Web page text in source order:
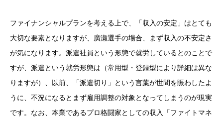
ファイナンシャルプランを考える上で、「収入の安定」はとても
大切な要素となりますが、廣瀬選手の場合、まず収入の不安定さ
が気になります。派遣社員という形態で就労しているとのことで
すが、派遣という就労形態は（常用型・登録型により詳細は異な
りますが）、以前、「派遣切り」という言葉が世間を賑わしたよ
うに、不況になるとまず雇用調整の対象となってしまうのが現実
です。なお、本業であるプロ格闘家としての収入「ファイトマネ